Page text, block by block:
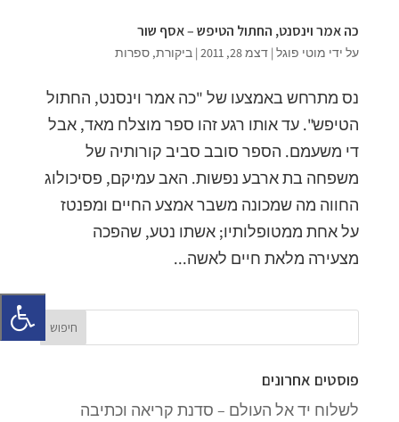
כה אמר וינסנט, החתול הטיפש – אסף שור
על ידי מוטי פוגל| דצמ 28, 2011 | ביקורת, ספרות
נס מתרחש באמצעו של "כה אמר וינסנט, החתול
הטיפש". עד אותו רגע זהו ספר מוצלח מאד, אבל
די משעמם. הספר סובב סביב קורותיה של
משפחה בת ארבע נפשות. האב עמיקם, פסיכולוג
החווה מה שמכונה משבר אמצע החיים ומפנטז
על אחת ממטופלותיו; אשתו נטע, שהפכה
מצעירה מלאת חיים לאשה...
פוסטים אחרונים
לשלוח יד אל העולם – סדנת קריאה וכתיבה